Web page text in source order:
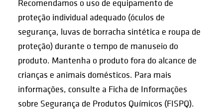
Recomendamos o uso de equipamento de
proteção individual adequado (óculos de
segurança, luvas de borracha sintética e roupa de
proteção) durante o tempo de manuseio do
produto. Mantenha o produto fora do alcance de
crianças e animais domésticos. Para mais
informações, consulte a Ficha de Informações
sobre Segurança de Produtos Químicos (FISPQ).